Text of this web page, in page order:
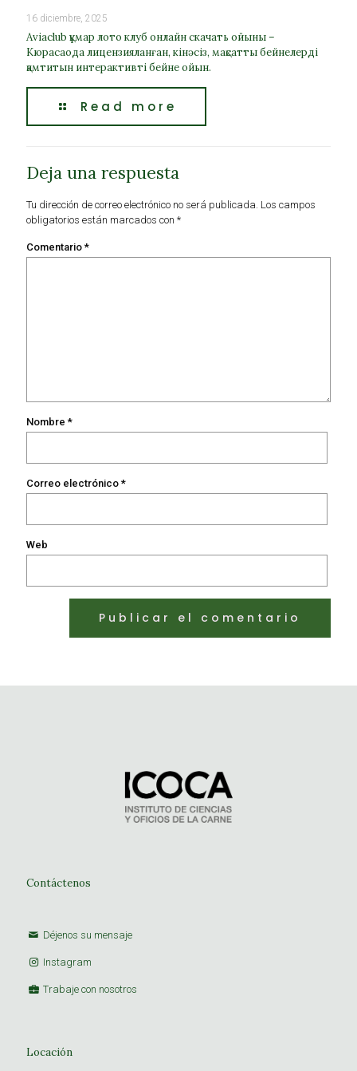
16 diciembre, 2025
Aviaclub құмар лото клуб онлайн скачать ойыны –
Кюрасаода лицензияланған, кінәсіз, мақсатты бейнелерді
қамтитын интерактивті бейне ойын.
Read more
Deja una respuesta
Tu dirección de correo electrónico no será publicada. Los campos
obligatorios están marcados con *
Comentario *
Nombre *
Correo electrónico *
Web
Contáctenos
Déjenos su mensaje
Instagram
Trabaje con nosotros
Locación